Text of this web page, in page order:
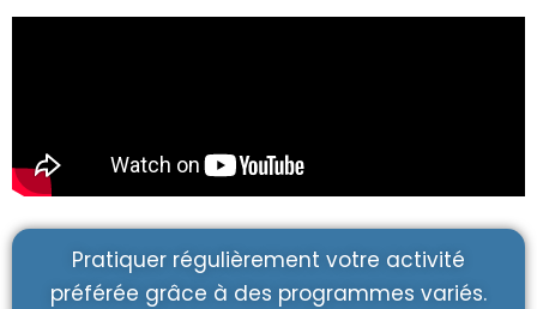
Pratiquer régulièrement votre activité
préférée grâce à des programmes variés.